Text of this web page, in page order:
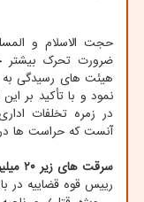
حجت الاسلام و
ضرورت تحرک بیشتر
هیئت های رسیدگی به
نمود و با تأکید بر
در زمره تخلفات
آنست که حراست ها در
سرقت های زیر ۲۰ میلیون تومان هم قابل پیگیری است